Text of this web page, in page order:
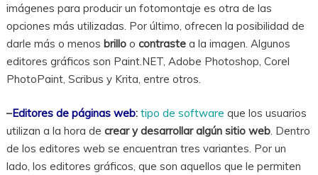
imágenes para producir un fotomontaje es otra de las
opciones más utilizadas. Por último, ofrecen la posibilidad de
darle más o menos brilloo contrastea la imagen. Algunos
editores gráficos son Paint.NET, Adobe Photoshop, Corel
PhotoPaint, Scribus y Krita, entre otros.
–Editores de páginas web: tipo de software que los usuarios
utilizan a la hora de crear y desarrollar algún sitio web. Dentro
de los editores web se encuentran tres variantes. Por un
lado, los editores gráficos, que son aquellos que le permiten